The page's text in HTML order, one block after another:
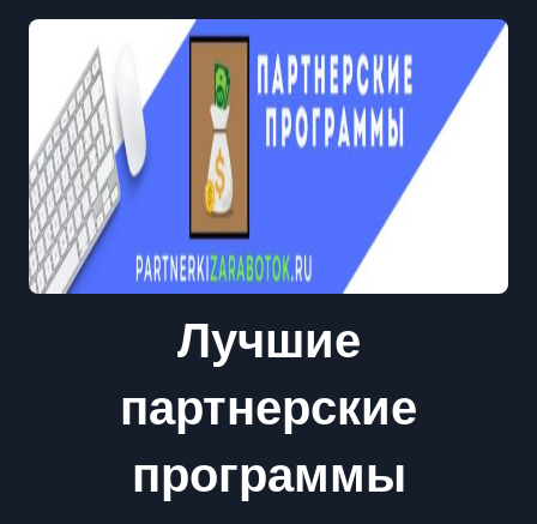
Лучшие
партнерские
программы